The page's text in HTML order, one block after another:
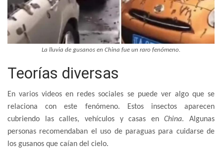
La lluvia de gusanos en China fue un raro fenómeno.
Teorías diversas
En varios videos en redes sociales se puede ver algo que se
relaciona con este fenómeno. Estos insectos aparecen
cubriendo las calles, vehículos y casas enChina. Algunas
personas recomendaban el uso de paraguas para cuidarse de
los gusanos que caían del cielo.